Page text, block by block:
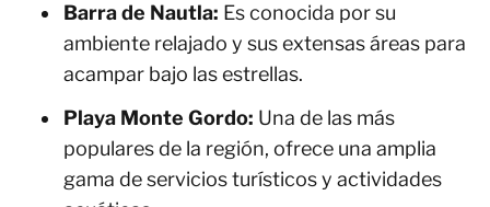
Barra de Nautla: Es conocida por su
ambiente relajado y sus extensas áreas para
acampar bajo las estrellas.
Playa Monte Gordo: Una de las más
populares de la región, ofrece una amplia
gama de servicios turísticos y actividades